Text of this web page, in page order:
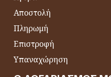
Αποστολή
Πληρωμή
Επιστροφή
Υπαναχώρηση